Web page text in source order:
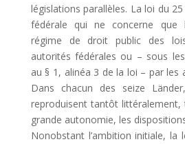
législations parallèles. La loi du
fédérale qui ne concerne que
régime de droit public des
autorités fédérales ou – sous
au § 1, alinéa 3 de la loi – par les
Dans chacun des seize
reproduisent tantôt littéralement,
grande autonomie, les
Nonobstant l’ambition initiale, la